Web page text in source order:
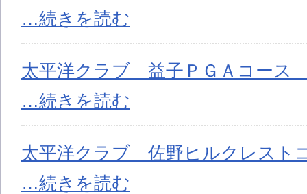
…続きを読む
太平洋クラブ 益子ＰＧＡコース
…続きを読む
太平洋クラブ 佐野ヒルクレスト
…続きを読む